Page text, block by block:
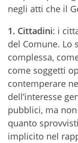
negli atti che il
1. Cittadini: i
del Comune. Lo
complessa,
come soggetti
contemperare
dell’interesse
pubblici, ma
quanto
implicito nel